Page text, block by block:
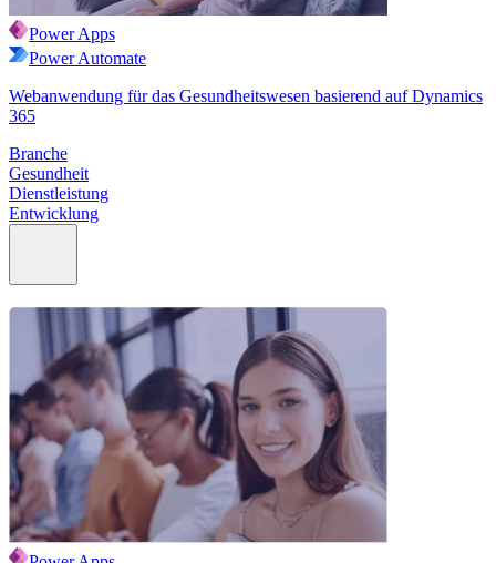
Power Apps
Power Automate
Webanwendung für das Gesundheitswesen basierend auf Dynamics
365
Branche
Gesundheit
Dienstleistung
Entwicklung